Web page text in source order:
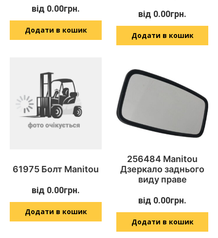
від 0.00грн.
Додати в кошик
від 0.00грн.
Додати в кошик
61975 Болт Manitou
від 0.00грн.
Додати в кошик
256484 Manitou
Дзеркало заднього
виду праве
від 0.00грн.
Додати в кошик